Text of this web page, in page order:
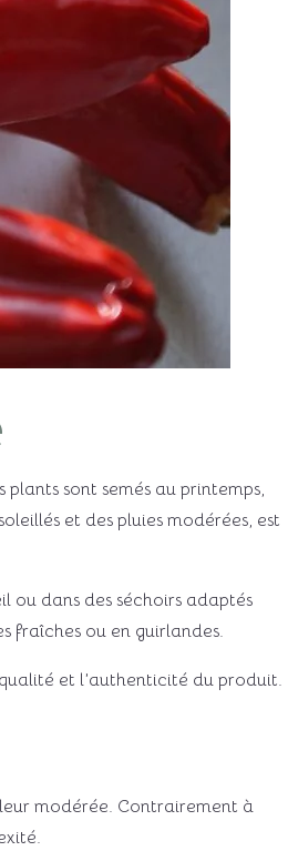
sont semés au printemps,
et des pluies modérées, est
ou dans des séchoirs adaptés
fraîches ou en guirlandes.
et l’authenticité du produit.
modérée. Contrairement à